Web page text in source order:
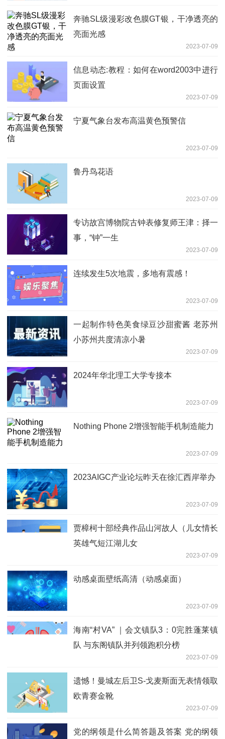
奔驰SL级漫彩改色膜GT银，干净透亮的
亮面光感
2023-07-09
信息动态:教程：如何在word2003中进行
页面设置
2023-07-09
宁夏气象台发布高温黄色预警信
2023-07-09
鲁丹鸟花语
2023-07-09
专访故宫博物院古钟表修复师王津：择一
事，“钟”一生
2023-07-09
连续发生5次地震，多地有震感！
2023-07-09
一起制作特色美食绿豆沙甜蜜酱 老苏州
小苏州共度清凉小暑
2023-07-09
2024年华北理工大学专接本
2023-07-09
Nothing Phone 2增强智能手机制造能力
2023-07-09
2023AIGC产业论坛昨天在徐汇西岸举办
2023-07-09
贾樟柯十部经典作品山河故人（儿女情长
英雄气短江湖儿女
2023-07-09
动感桌面壁纸高清（动感桌面）
2023-07-09
海南“村VA” ｜会文镇队3：0完胜蓬莱镇
队 与东阁镇队并列领跑积分榜
2023-07-09
遗憾！曼城左后卫S-戈麦斯面无表情领取
欧青赛金靴
2023-07-09
党的纲领是什么简答题及答案 党的纲领